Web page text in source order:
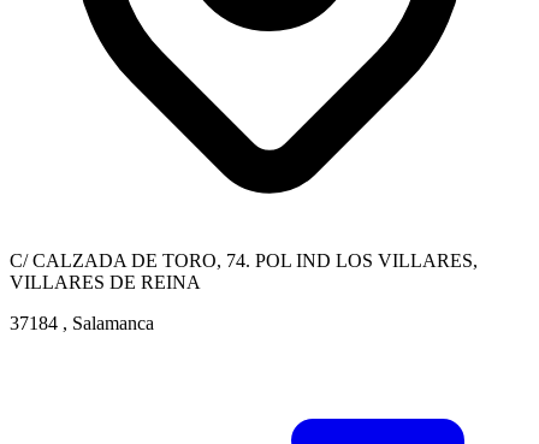
C/ CALZADA DE TORO, 74. POL IND LOS VILLARES,
VILLARES DE REINA
37184 , Salamanca